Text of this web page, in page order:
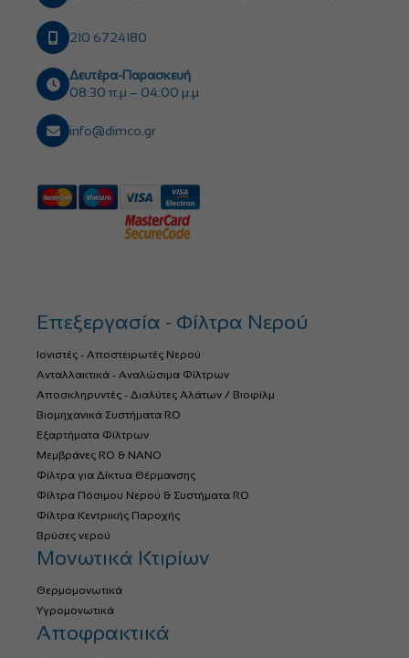
210 6724180
Δευτέρα-Παρασκευή
08:30 π.μ – 04:00 μ.μ
info@dimco.gr
Επεξεργασία - Φίλτρα Νερού
Ιονιστές - Αποστειρωτές Νερού
Ανταλλακτικά - Αναλώσιμα Φίλτρων
Αποσκληρυντές - Διαλύτες Αλάτων / Βιοφίλμ
Βιομηχανικά Συστήματα RO
Εξαρτήματα Φίλτρων
Μεμβράνες RO & NANO
Φίλτρα για Δίκτυα Θέρμανσης
Φίλτρα Πόσιμου Νερού & Συστήματα RO
Φίλτρα Κεντρικής Παροχής
Βρύσες νερού
Μονωτικά Κτιρίων
Θερμομονωτικά
Υγρομονωτικά
Αποφρακτικά